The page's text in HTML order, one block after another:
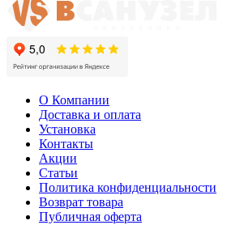
О Компании
Доставка и оплата
Установка
Контакты
Акции
Статьи
Политика конфиденциальности
Возврат товара
Публичная оферта